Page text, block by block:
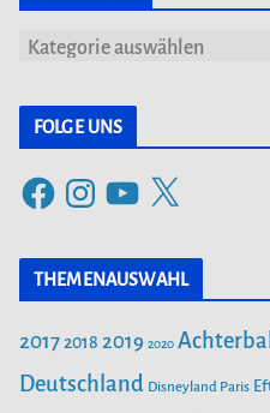
K
g
e
n
FOLGE UNS
F
c
o
o
s
t
g
r
Y
u
T
b
e
X
THEMENAUSWAHL
2017 2018 2019 2020
Deutschland Disneyland Paris